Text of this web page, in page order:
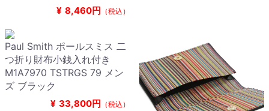
¥ 8,460円 （税込）
Paul Smith ポールスミス 二
つ折り財布小銭入れ付き
M1A7970 TSTRGS 79 メン
ズ ブラック
¥ 33,800円 （税込）